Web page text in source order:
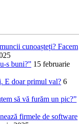
cunoașteți? Facem
s buni?” 15 februarie
E doar primul val? 6
să vă furăm un pic?”
firmele de software